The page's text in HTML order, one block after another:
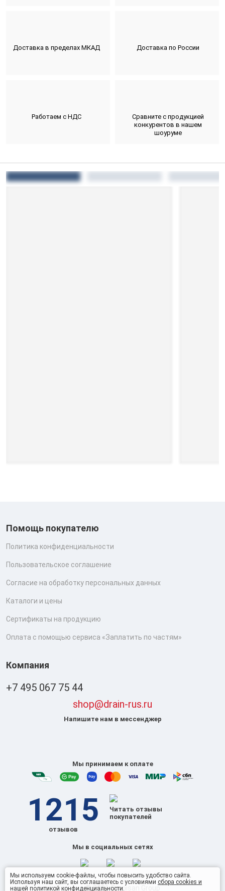
Доставка в пределах МКАД Доставка по России
Работаем с НДС
Сравните с продукцией
конкурентов в нашем
шоуруме
Помощь покупателю
Политика конфиденциальности
Пользовательское соглашение
Согласие на обработку персональных данных
Каталоги и цены
Сертификаты на продукцию
Оплата с помощью сервиса «Заплатить по частям»
Компания
+7 495 067 75 44
shop@drain-rus.ru
Напишите нам в мессенджер
Мы принимаем к оплате
1215
отзывов
Читать отзывы
покупателей
Мы в социальных сетях
© 2026 Omnisan Group
Мы используем cookie-файлы, чтобы повысить удобство сайта.
Используя наш сайт, вы соглашаетесь с условиями сбора cookies и
нашей политикой конфиденциальности.